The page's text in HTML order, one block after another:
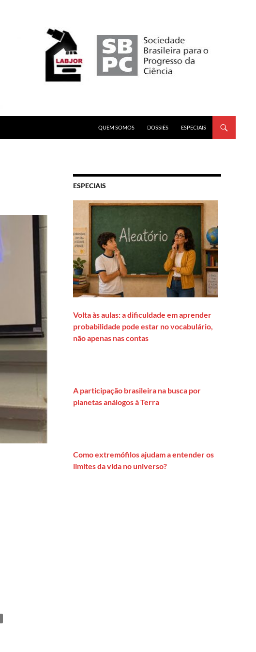
QUEM SOMOS
DOSSIÊS ESPECIAIS
ESPECIAIS
Volta às aulas: a dificuldade em aprender
probabilidade pode estar no vocabulário,
não apenas nas contas
A participação brasileira na busca por
planetas análogos à Terra
Como extremófilos ajudam a entender os
limites da vida no universo?